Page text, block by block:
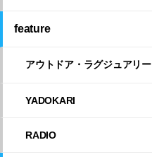
feature
アウトドア・ラグジュアリー
YADOKARI
RADIO